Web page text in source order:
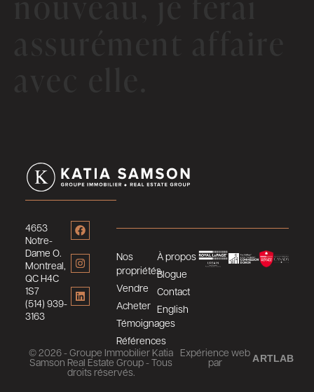
4653
Notre-
Dame O.
Montreal,
QC H4C
1S7
(514) 939-
3163
Nos
propriétés
Vendre
Acheter
Témoignages
Références
À propos
Blogue
Contact
English
© 2026 - Groupe Immobilier Katia
Samson Real Estate Group - Tous
droits réservés.
Expérience web
par ARTLAB